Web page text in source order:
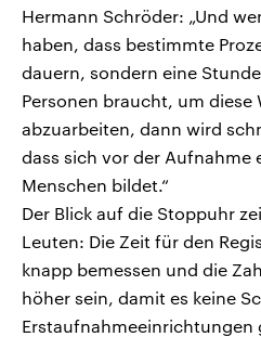
Hermann Schröder: „Und
haben, dass bestimmte
dauern, sondern eine
Personen braucht, um diese
abzuarbeiten, dann wird
dass sich vor der Aufnahme
Menschen bildet.“
Der Blick auf die Stoppuhr
Leuten: Die Zeit für den
knapp bemessen und die
höher sein, damit es keine
Erstaufnahmeeinrichtungen